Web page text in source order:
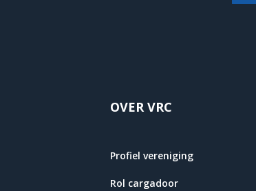
OVER VRC
Profiel vereniging
Rol cargadoor